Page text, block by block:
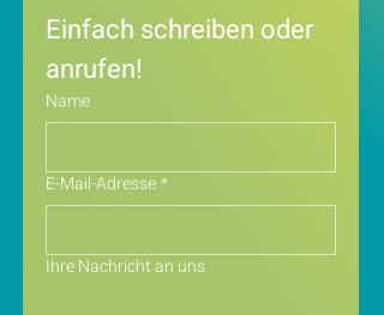
Einfach schreiben oder
anrufen!
Name
E-Mail-Adresse*
Ihre Nachricht an uns